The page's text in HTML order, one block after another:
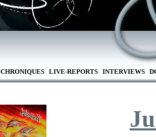
CHRONIQUES LIVE-REPORTS INTERVIEWS